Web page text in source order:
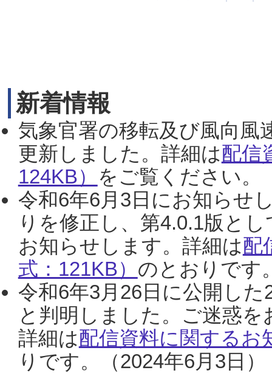
新着情報
気象官署の移転及び風向風
更新しました。詳細は配信
124KB） をご覧ください。
令和6年6月3日にお知らせ
りを修正し、第4.0.1版と
お知らせします。詳細は配
式：121KB） のとおりです
令和6年3月26日に公開し
と判明しました。ご迷惑
詳細は配信資料に関するお
りです。（2024年6月3日）